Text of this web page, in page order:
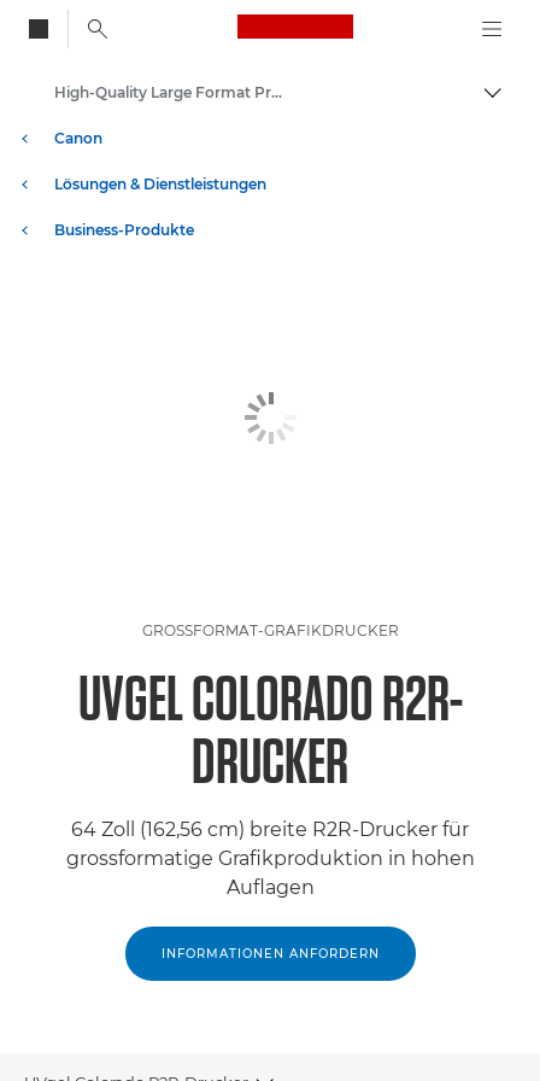
Canon Logo, back
Auf
Canon
Lösungen & Dienstleistungen
Business-Produkte
High-Quality Large Format Printers for CAD/GIS and Stunning Graphics
GROSSFORMAT-GRAFIKDRUCKER
UVGEL COLORADO R2R-
DRUCKER
64 Zoll (162,56 cm) breite R2R-Drucker für
grossformatige Grafikproduktion in hohen
Auflagen
INFORMATIONEN ANFORDERN